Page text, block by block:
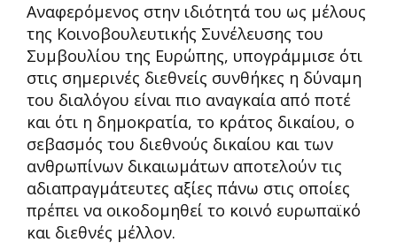
Αναφερόμενος στην ιδιότητά του ως μέλους
της Κοινοβουλευτικής Συνέλευσης του
Συμβουλίου της Ευρώπης, υπογράμμισε ότι
στις σημερινές διεθνείς συνθήκες η δύναμη
του διαλόγου είναι πιο αναγκαία από ποτέ
και ότι η δημοκρατία, το κράτος δικαίου, ο
σεβασμός του διεθνούς δικαίου και των
ανθρωπίνων δικαιωμάτων αποτελούν τις
αδιαπραγμάτευτες αξίες πάνω στις οποίες
πρέπει να οικοδομηθεί το κοινό ευρωπαϊκό
και διεθνές μέλλον.